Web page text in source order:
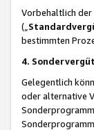
Vorbehaltlich der
(„
bestimmten
4.
Gelegentlich
oder alternative